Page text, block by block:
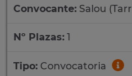
Convocante: Salou
Nº Plazas: 1
Tipo: Convocatoria